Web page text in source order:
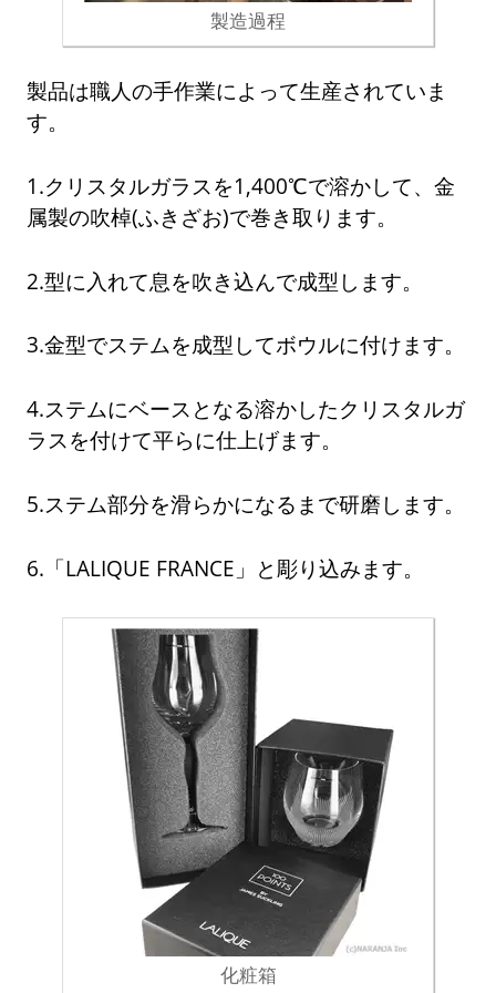
製造過程
製品は職人の手作業によって生産されていま
す。
1.クリスタルガラスを1,400℃で溶かして、金
属製の吹棹(ふきざお)で巻き取ります。
2.型に入れて息を吹き込んで成型します。
3.金型でステムを成型してボウルに付けます。
4.ステムにベースとなる溶かしたクリスタルガ
ラスを付けて平らに仕上げます。
5.ステム部分を滑らかになるまで研磨します。
6.「LALIQUE FRANCE」と彫り込みます。
化粧箱